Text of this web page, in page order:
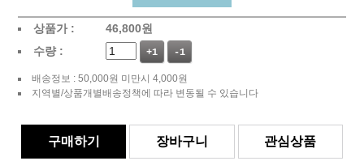
상품가 : 46,800원
수량 :
+1 -1
배송정보 : 50,000원 미만시 4,000원
지역별/상품개별배송정책에 따라 변동될 수 있습니다
구매하기 장바구니 관심상품